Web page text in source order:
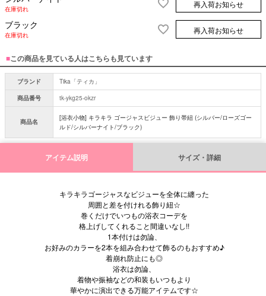
在庫切れ
再入荷お知らせ
ブラック
在庫切れ
再入荷お知らせ
■この商品を見ている人はこちらも見ています
ブランド
Tika「ティカ」
商品番号
tk-ykg25-okzr
商品名
[浴衣小物] キラキラ ゴージャスビジュー 飾り帯紐 (シルバー/ローズゴー
ルド/シルバーナイト/ブラック)
アイテム説明 サイズ・詳細
キラキラゴージャスなビジューを全体に纏った
周囲と差を付けれる飾り紐☆
巻くだけでいつもの浴衣コーデを
格上げしてくれること間違いなし!!
1本付けは勿論、
お好みのカラーを2本を組み合わせて飾るのもおすすめ♪
着崩れ防止にも◎
浴衣は勿論、
着物や振袖などの和装もいつもより
華やかに演出できる万能アイテムです☆